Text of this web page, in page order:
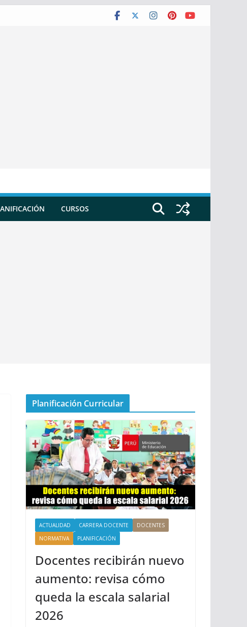
CURSOS
Planificación Curricular
ACTUALIDAD CARRERA DOCENTE
DOCENTES
NORMATIVA
PLANIFICACIÓN
Docentes recibirán nuevo
aumento: revisa cómo
queda la escala salarial
2026